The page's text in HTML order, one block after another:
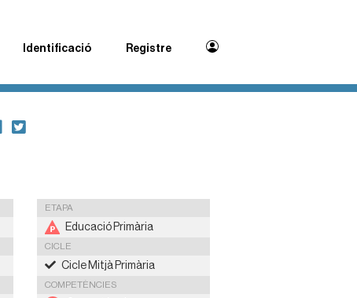
Identificació Registre
ETAPA
Educació Primària
CICLE
Cicle Mitjà Primària
COMPETÈNCIES